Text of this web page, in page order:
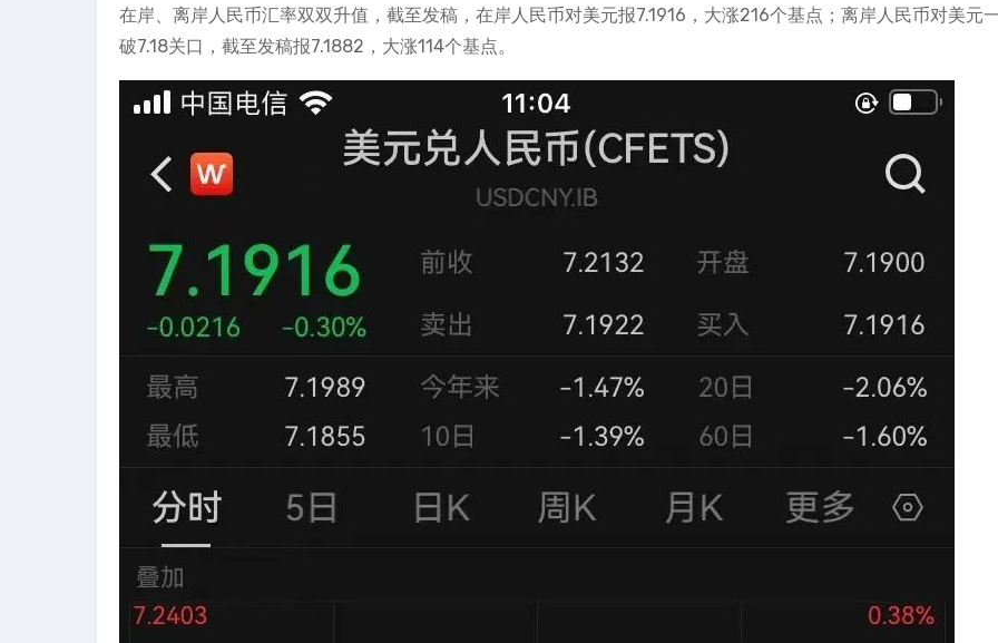
在岸、离岸人民币汇率双双升值，截至发稿，在岸人民币对美元报7.1916，大涨216个基点；离岸人民币对美元
破7.18关口，截至发稿报7.1882，大涨114个基点。